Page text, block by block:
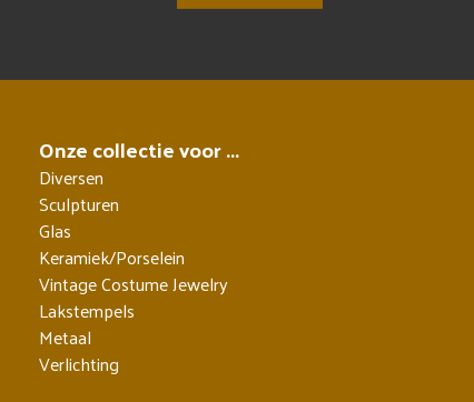
Onze collectie voor ...
Diversen
Sculpturen
Glas
Keramiek/Porselein
Vintage Costume Jewelry
Lakstempels
Metaal
Verlichting